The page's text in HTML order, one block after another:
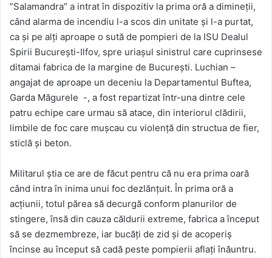
”Salamandra” a intrat în dispozitiv la prima oră a dimineții,
când alarma de incendiu l-a scos din unitate și l-a purtat,
ca și pe alți aproape o sută de pompieri de la ISU Dealul
Spirii București-Ilfov, spre uriașul sinistrul care cuprinsese
ditamai fabrica de la margine de București. Luchian –
angajat de aproape un deceniu la Departamentul Buftea,
Garda Măgurele -, a fost repartizat într-una dintre cele
patru echipe care urmau să atace, din interiorul clădirii,
limbile de foc care mușcau cu violență din structua de fier,
sticlă și beton.
Militarul știa ce are de făcut pentru că nu era prima oară
când intra în inima unui foc dezlănțuit. În prima oră a
acțiunii, totul părea să decurgă conform planurilor de
stingere, însă din cauza căldurii extreme, fabrica a început
să se dezmembreze, iar bucăți de zid și de acoperiș
încinse au început să cadă peste pompierii aflați înăuntru.